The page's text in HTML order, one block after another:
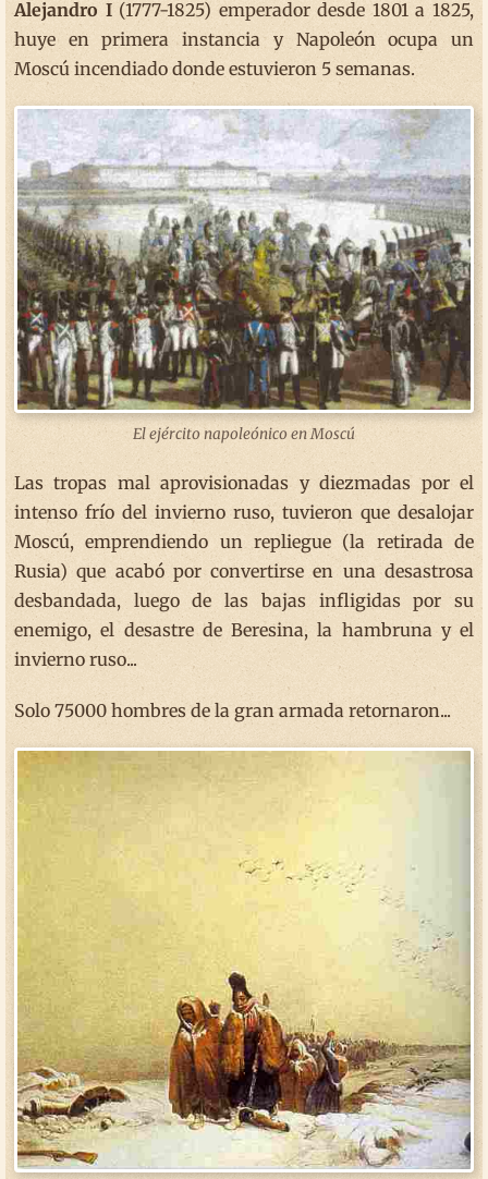
Alejandro I(1777-1825) emperador desde 1801 a 1825,
huye en primera instancia y Napoleón ocupa un
Moscú incendiado donde estuvieron 5 semanas.
El ejército napoleónico en Moscú
Las tropas mal aprovisionadas y diezmadas por el
intenso frío del invierno ruso, tuvieron que desalojar
Moscú, emprendiendo un repliegue (la retirada de
Rusia) que acabó por convertirse en una desastrosa
desbandada, luego de las bajas infligidas por su
enemigo, el desastre de Beresina, la hambruna y el
invierno ruso...
Solo 75000 hombres de la gran armada retornaron...